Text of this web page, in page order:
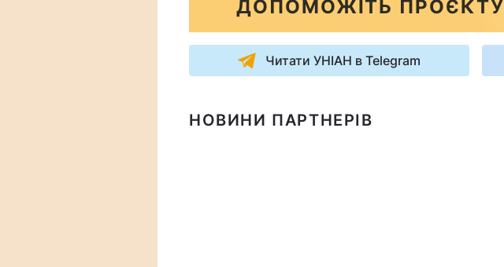
ДОПОМОЖІТЬ ПРОЄКТУ
Читати УНІАН в Telegram
НОВИНИ ПАРТНЕРІВ